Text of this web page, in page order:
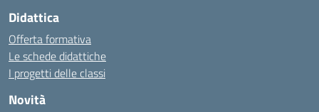
Didattica
Offerta formativa
Le schede didattiche
I progetti delle classi
Novità